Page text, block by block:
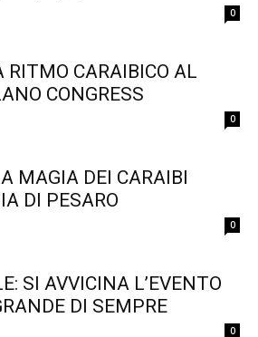
0
RITMO CARAIBICO AL
CONGRESS
0
MAGIA DEI CARAIBI
DI PESARO
0
SI AVVICINA L’EVENTO
DI SEMPRE
0